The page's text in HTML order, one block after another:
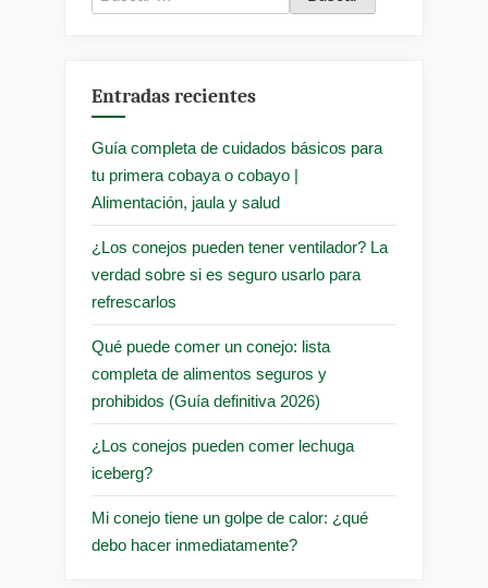
Entradas recientes
Guía completa de cuidados básicos para
tu primera cobaya o cobayo |
Alimentación, jaula y salud
¿Los conejos pueden tener ventilador? La
verdad sobre si es seguro usarlo para
refrescarlos
Qué puede comer un conejo: lista
completa de alimentos seguros y
prohibidos (Guía definitiva 2026)
¿Los conejos pueden comer lechuga
iceberg?
Mi conejo tiene un golpe de calor: ¿qué
debo hacer inmediatamente?